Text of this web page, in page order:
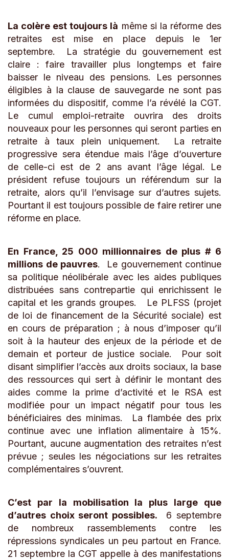
La colère est toujours là même si la réforme des
retraites est mise en place depuis le 1er
septembre. La stratégie du gouvernement est
claire : faire travailler plus longtemps et faire
baisser le niveau des pensions. Les personnes
éligibles à la clause de sauvegarde ne sont pas
informées du dispositif, comme l’a révélé la CGT.
Le cumul emploi-retraite ouvrira des droits
nouveaux pour les personnes qui seront parties en
retraite à taux plein uniquement. La retraite
progressive sera étendue mais l’âge d’ouverture
de celle-ci est de 2 ans avant l’âge légal. Le
président refuse toujours un référendum sur la
retraite, alors qu’il l’envisage sur d’autres sujets.
Pourtant il est toujours possible de faire retirer une
réforme en place.
En France, 25 000 millionnaires de plus # 6
millions de pauvres. Le gouvernement continue
sa politique néolibérale avec les aides publiques
distribuées sans contrepartie qui enrichissent le
capital et les grands groupes. Le PLFSS (projet
de loi de financement de la Sécurité sociale) est
en cours de préparation ; à nous d’imposer qu’il
soit à la hauteur des enjeux de la période et de
demain et porteur de justice sociale. Pour soit
disant simplifier l’accès aux droits sociaux, la base
des ressources qui sert à définir le montant des
aides comme la prime d’activité et le RSA est
modifiée pour un impact négatif pour tous les
bénéficiaires des minimas. La flambée des prix
continue avec une inflation alimentaire à 15%.
Pourtant, aucune augmentation des retraites n’est
prévue ; seules les négociations sur les retraites
complémentaires s’ouvrent.
C’est par la mobilisation la plus large que
d’autres choix seront possibles. 6 septembre
de nombreux rassemblements contre les
répressions syndicales un peu partout en France.
21 septembre la CGT appelle à des manifestations